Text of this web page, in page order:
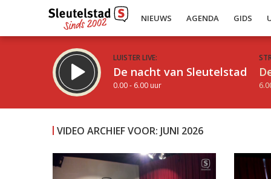
NIEUWS AGENDA GIDS
LUISTER LIVE:
De nacht van Sleutelstad
0.00 - 6.00 uur
VIDEO ARCHIEF VOOR: JUNI 2026